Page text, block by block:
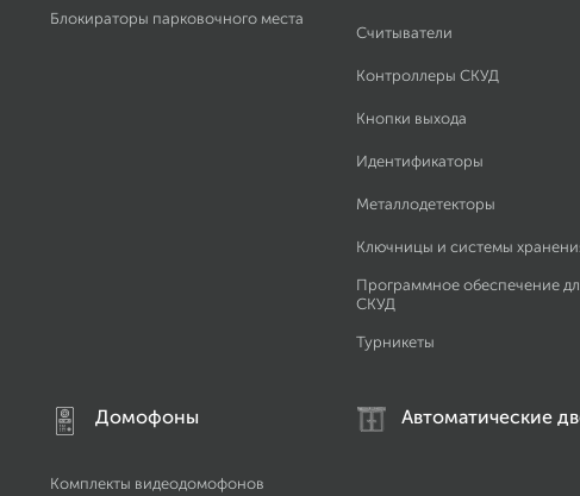
Блокираторы парковочного места
Считыватели
Контроллеры СКУД
Кнопки выхода
Идентификаторы
Металлодетекторы
Ключницы и системы
Программное обеспечение
СКУД
Турникеты
Домофоны
Комплекты видеодомофонов
Автоматические